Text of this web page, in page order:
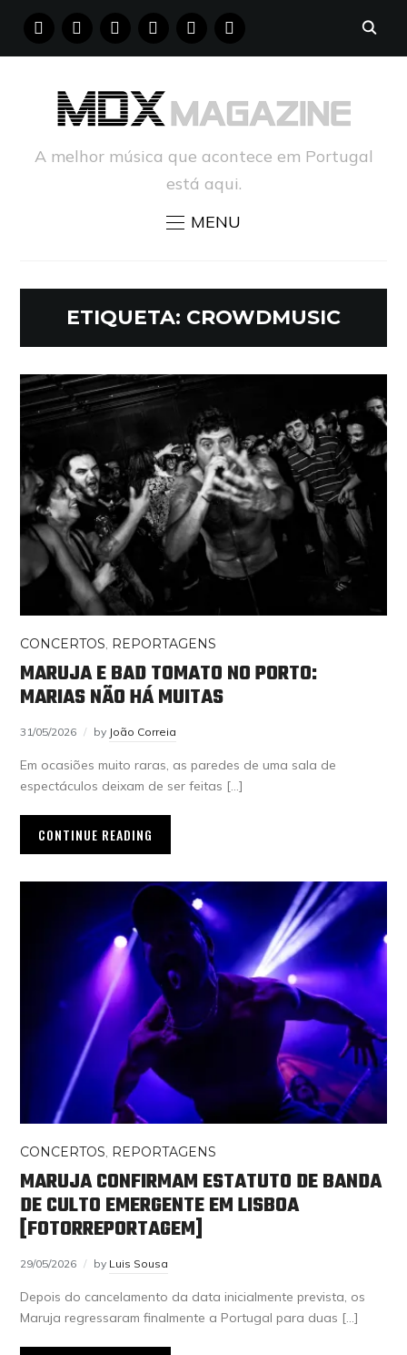
FACEBOOKINSTAGRAM
YOUTUBE PINTERESTTUMBLR
A melhor música que acontece em Portugal
está aqui.
MENU
ETIQUETA: CROWDMUSIC
CONCERTOS, REPORTAGENS
MARUJA E BAD TOMATO NO PORTO:
MARIAS NÃO HÁ MUITAS
31/05/2026 by João Correia
Em ocasiões muito raras, as paredes de uma sala de
espectáculos deixam de ser feitas […]
CONTINUE READING
CONCERTOS REPORTAGENS
MARUJA CONFIRMAM ESTATUTO DE BANDA
DE CULTO EMERGENTE EM LISBOA
[FOTORREPORTAGEM]
29/05/2026 by Luis Sousa
Depois do cancelamento da data inicialmente prevista, os
Maruja regressaram finalmente a Portugal para duas […]